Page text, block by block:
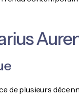
de plusieurs